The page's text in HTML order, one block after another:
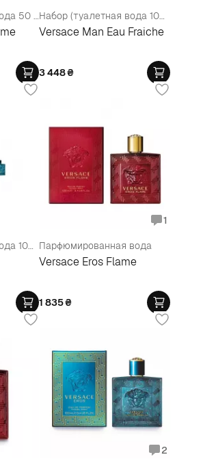
Набор (туалетная вода 50 мл + бальзам после бритья 50 мл + шампунь/гель 50 мл) Набор (туалетная вода 100 мл + миниатюра 10 мл + косметичка)
Versace Man Eau Fraiche
3 448₴
Набор (туалетная вода 100 мл + миниатюра 10 мл + косметичка)
1
Парфюмированная вода
Versace Eros Flame
1 835₴
2